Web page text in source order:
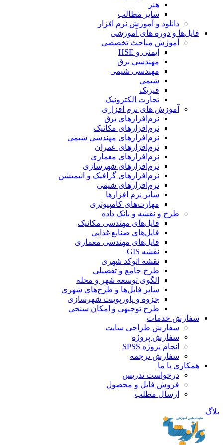
هنر
سایر مطالب
دانلود و آموزش نرم افزار
فایل‌ها و دوره های آموزشی
آموزش مباحث تخصصی
ایمنی و HSE
مهندسی برق
مهندسی شیمی
شیمی
فیزیک
تجارت الکترونیک
آموزش های نرم افزاری
نرم‌افزارهای برق
نرم‌افزارهای مکانیک
نرم‌افزارهای مهندسی شیمی
نرم‌افزارهای عمران
نرم‌افزارهای معماری
نرم‌افزارهای شهرسازی
نرم‌افزارهای گرافیک و انیمیشن
نرم‌افزارهای شیمی
سایر نرم افزارها
مهارت‌های کامپیوتری
طرح و نقشه و بانک داده
فایل‌های مهندسی مکانیک
فایل‌های صنایع غذایی
فایل‌های مهندسی معماری
نقشه GIS
نقشه اتوکد شهری
طرح جامع و تفصیلی
الگوی توسعه شهر و محله
سایر فایل‌ها و طرح‌های شهری
جزوه و پاورپوینت شهرسازی
طرح توجیهی و امکان سنجی
سفارش خدمات
سفارش طراحی سایت
سفارش پروژه
انجام پروژه SPSS
سفارش ترجمه
همکاری با ما
درخواست تدریس
فروش فایل و محصول
ارسال مطلب